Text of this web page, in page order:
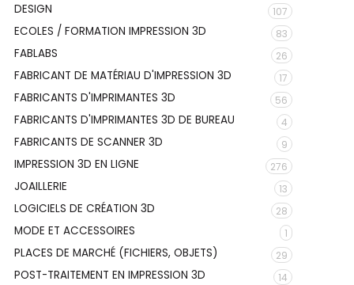
DESIGN 107
ECOLES / FORMATION IMPRESSION 3D 83
FABLABS 26
FABRICANT DE MATÉRIAU D'IMPRESSION 3D 17
FABRICANTS D'IMPRIMANTES 3D 56
FABRICANTS D'IMPRIMANTES 3D DE BUREAU 4
FABRICANTS DE SCANNER 3D 9
IMPRESSION 3D EN LIGNE 276
JOAILLERIE 13
LOGICIELS DE CRÉATION 3D 28
MODE ET ACCESSOIRES 1
PLACES DE MARCHÉ (FICHIERS, OBJETS) 29
POST-TRAITEMENT EN IMPRESSION 3D 14